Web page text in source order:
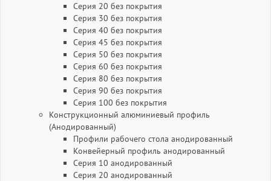
Серия 20 без покрытия
Серия 30 без покрытия
Серия 40 без покрытия
Серия 45 без покрытия
Серия 50 без покрытия
Серия 60 без покрытия
Серия 80 без покрытия
Серия 90 без покрытия
Серия 100 без покрытия
Конструкционный алюминиевый профиль
(Анодированный)
Профили рабочего стола анодированный
Конвейерный профиль анодированный
Серия 10 анодированный
Серия 20 анодированный